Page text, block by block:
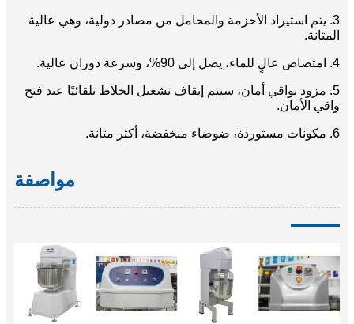
3. يتم استيراد الأحزمة والمحامل من مصادر دولية، وهي عالية
المتانة.
4. امتصاص عالٍ للماء، يصل إلى 90%، وسرعة دوران عالية.
5. مزود بواقي أمان، سيتم إيقاف تشغيل الخلاط تلقائيًا عند فتح
واقي الأمان.
6. مكونات مستوردة، ضوضاء منخفضة، أكثر متانة.
مواصفة